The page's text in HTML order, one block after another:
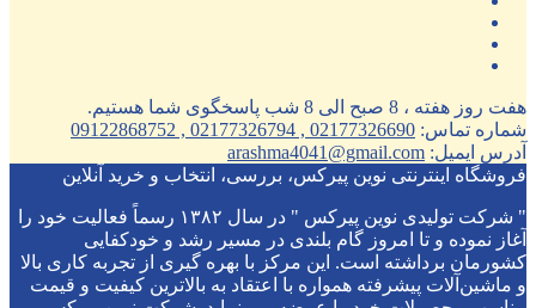
هفت روز هفته ، 8 صبح الی 8 شب پاسخگوی شما هستیم.
شماره تماس: 02177326690 , 02177326794 , 09122868752
آدرس ایمیل: arashma4041@gmail.com
فروشگاه اینترنتی نوین پیرکس، بررسی، انتخاب و خرید آنلاین
" شرکت تولیدی نوین پیرکس " در سال ۱۳۸۲ رسماً فعالیت خود را
آغاز نموده و تا امروز گام بلندی در مسیر رشد و خودکفایی
کشورمان برداشته است. این مرکز با بهره گیری از تجربه کاری بالا
و ماشین‌آلات پیشرفته همواره با اعتقاد به بالاترین کیفیت و قیمت